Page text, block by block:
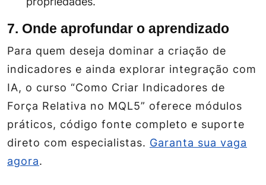
7. Onde aprofundar o aprendizado
Para quem deseja dominar a criação de
indicadores e ainda explorar integração com
IA, o curso “Como Criar Indicadores de
Força Relativa no MQL5” oferece módulos
práticos, código fonte completo e suporte
direto com especialistas. Garanta sua vaga
agora.